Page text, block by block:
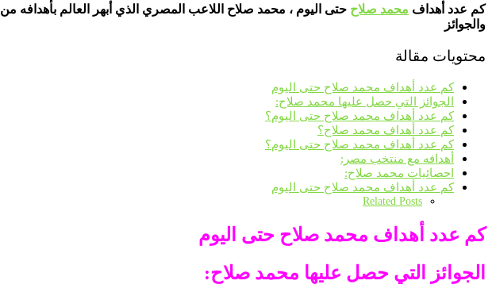
كم عدد أهداف محمد صلاح حتى اليوم ، محمد صلاح اللاعب المصري الذي أبهر العالم بأهدافه من
والجوائز
محتويات مقالة
كم عدد أهداف محمد صلاح حتى اليوم
الجوائز التي حصل عليها محمد صلاح:
كم عدد أهداف محمد صلاح حتى اليوم؟
كم عدد أهداف محمد صلاح؟
كم عدد أهداف محمد صلاح حتى اليوم؟
أهدافه مع منتخب مصر:
احصائيات محمد صلاح:
كم عدد أهداف محمد صلاح حتى اليوم
Related Posts
كم عدد أهداف محمد صلاح حتى اليوم
الجوائز التي حصل عليها محمد صلاح: